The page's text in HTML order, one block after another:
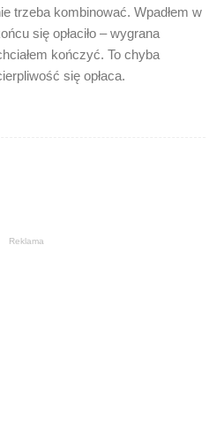
trzeba kombinować. Wpadłem w
się opłaciło – wygrana
kończyć. To chyba
się opłaca.
Reklama